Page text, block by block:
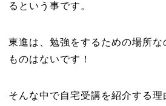
るという事です。
東進は、勉強をするための場所な
ものはないです！
そんな中で自宅受講を紹介する理